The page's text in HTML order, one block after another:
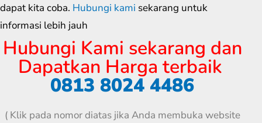
dapat kita coba. Hubungi kami sekarang untuk
informasi lebih jauh
Hubungi Kami sekarang dan
Dapatkan Harga terbaik
0813 8024 4486
( Klik pada nomor diatas jika Anda membuka website